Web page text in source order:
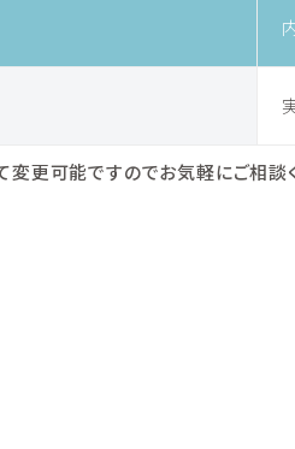
更可能ですのでお気軽にご相談く